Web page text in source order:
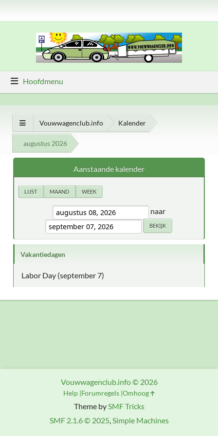
Hoofdmenu
Vouwwagenclub.info Kalender
augustus 2026
Aanstaande kalender
LIJST MAAND WEEK
naar
Vakantiedagen
Labor Day (september 7)
Theme bySMF Tricks
SMF 2.1.6 © 2025,Simple Machines
Vouwwagenclub.info © 2026
Help Forumregels Omhoog